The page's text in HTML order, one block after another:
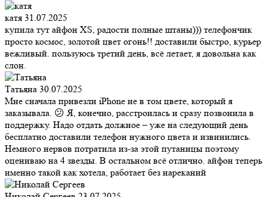
катя 31.07.2025
купила тут айфон XS, радости полные штаны))) телефончик
просто космос, золотой цвет огонь!! доставили быстро, курьер
вежливый. пользуюсь третий день, всё летает, я довольна как
слон.
Татьяна 30.07.2025
Мне сначала привезли iPhone не в том цвете, который я
заказывала. 😕 Я, конечно, расстроилась и сразу позвонила в
поддержку. Надо отдать должное – уже на следующий день
бесплатно доставили телефон нужного цвета и извинились.
Немного нервов потратила из-за этой путаницы поэтому
оцениваю на 4 звезды. В остальном всё отлично. айфон теперь
именно такой как хотела, работает без нареканий